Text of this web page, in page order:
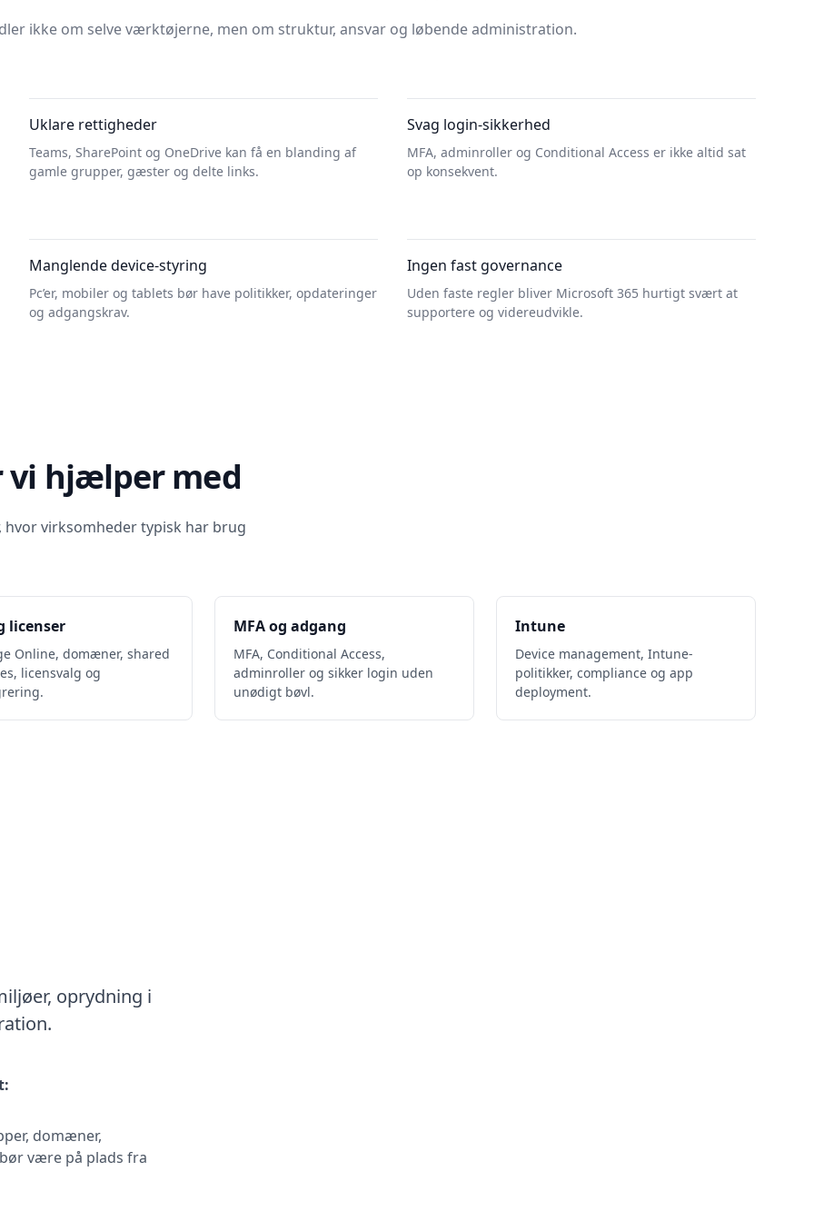
ikke om selve værktøjerne, men om struktur, ansvar og løbende administration.
Uklare rettigheder
Teams, SharePoint og OneDrive kan få en blanding af
gamle grupper, gæster og delte links.
Svag login-sikkerhed
MFA, adminroller og Conditional Access er ikke altid sat
op konsekvent.
Manglende device-styring
Pc’er, mobiler og tablets bør have politikker, opdateringer
og adgangskrav.
Ingen fast governance
Uden faste regler bliver Microsoft 365 hurtigt svært at
supportere og videreudvikle.
vi hjælper med
virksomheder typisk har brug
licenser
Online, domæner, shared
licensvalg og
MFA og adgang
MFA, Conditional Access,
adminroller og sikker login uden
unødigt bøvl.
Intune
Device management, Intune-
politikker, compliance og app
deployment.
oprydning i
domæner,
være på plads fra